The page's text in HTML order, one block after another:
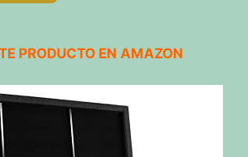
PRODUCTO EN AMAZON